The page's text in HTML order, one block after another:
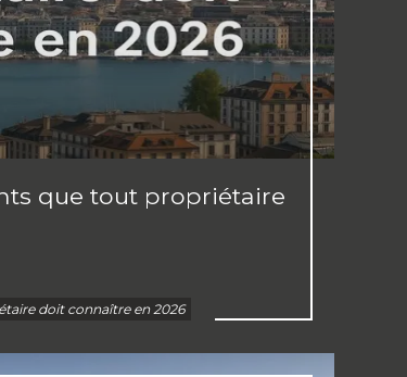
que tout propriétaire
doit connaître en 2026